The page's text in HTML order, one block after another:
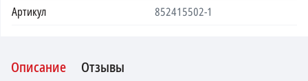
Артикул
852415502-1
Описание Отзывы